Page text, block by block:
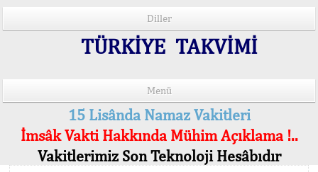
Diller
TÜRKİYE TAKVİMİ
Menü
15 Lisânda Namaz Vakitleri
İmsâk Vakti Hakkında Mühim Açıklama !..
Vakitlerimiz Son Teknoloji Hesâbıdır